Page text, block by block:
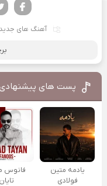
آهنگ های جدید
پست های پیشنهادی
یادمه متین
فولادی
فانوس
تایان